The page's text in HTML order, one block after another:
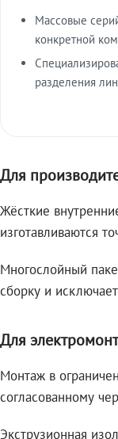
Массовые
конкретной
разделения
Для
Жёсткие
изготавливаются
Многослойный
сборку и
Для
Монтаж в
согласованному
Экструзионная